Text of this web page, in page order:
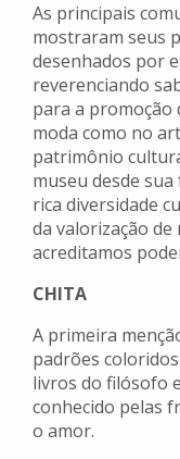
As principais
mostraram seus
desenhados por
reverenciando
para a promoção
moda como no
patrimônio
museu desde
rica diversidade
da valorização
acreditamos
CHITA
A primeira
padrões
livros do filósofo
conhecido pelas
o amor.